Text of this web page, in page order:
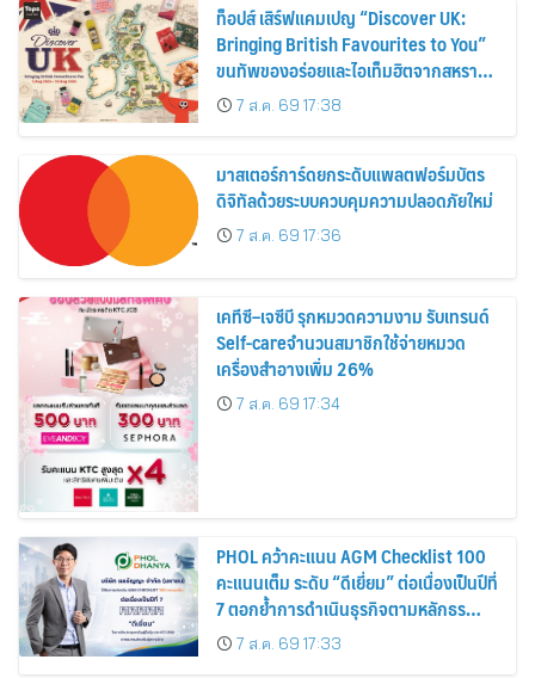
ท็อปส์ เสิร์ฟแคมเปญ “Discover UK:
Bringing British Favourites to You”
ขนทัพของอร่อยและไอเท็มฮิตจากสหราช
อาณาจักร ส่งตรงถึงมือตั้งแต่วันนี้ – 18
สิงหาคมนี้
7 ส.ค. 69 17:38
มาสเตอร์การ์ดยกระดับแพลตฟอร์มบัตร
ดิจิทัลด้วยระบบควบคุมความปลอดภัยใหม่
7 ส.ค. 69 17:36
เคทีซี–เจซีบี รุกหมวดความงาม รับเทรนด์
Self-careจำนวนสมาชิกใช้จ่ายหมวด
เครื่องสำอางเพิ่ม 26%
7 ส.ค. 69 17:34
PHOL คว้าคะแนน AGM Checklist 100
คะแนนเต็ม ระดับ “ดีเยี่ยม” ต่อเนื่องเป็นปีที่
7 ตอกย้ำการดำเนินธุรกิจตามหลักธร
รมาภิบาล โปร่งใส สร้างความเชื่อมั่นผู้ถือ
หุ้น
7 ส.ค. 69 17:33